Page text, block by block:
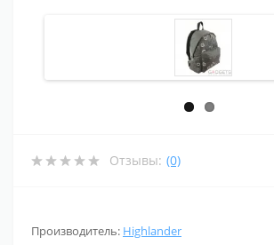
Отзывы: (0)
Производитель: Highlander